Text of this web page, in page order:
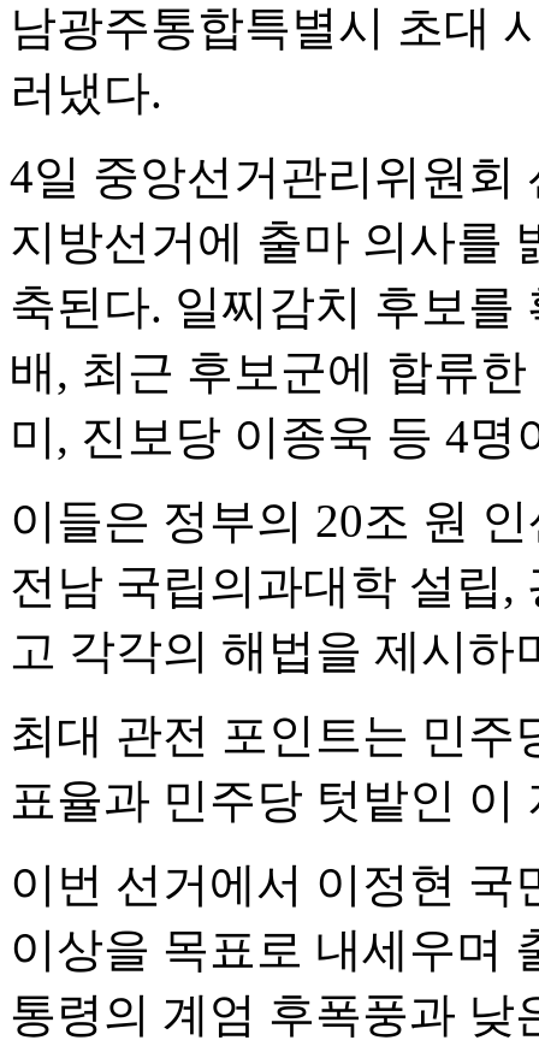
남광주통합특별시 초대
러냈다.
4일 중앙선거관리위원회
지방선거에 출마 의사를
축된다. 일찌감치 후보를
배, 최근 후보군에 합류
미, 진보당 이종욱 등 4명
이들은 정부의 20조 원
전남 국립의과대학 설립,
고 각각의 해법을 제시하
최대 관전 포인트는 민주
표율과 민주당 텃밭인 이
이번 선거에서 이정현 국
이상을 목표로 내세우며
통령의 계엄 후폭풍과 낮